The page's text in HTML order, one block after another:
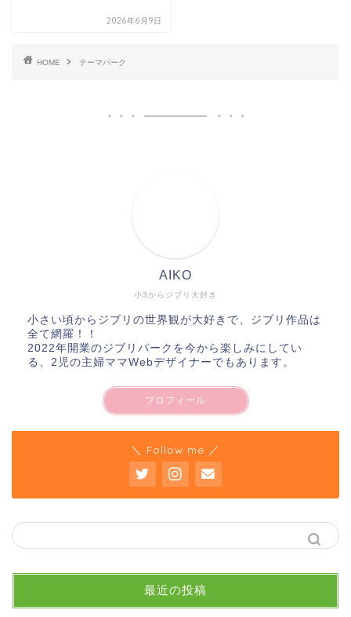
2026年6月9日
HOME テーマパーク
小3からジブリ大好き
AIKO
小さい頃からジブリの世界観が大好きで、ジブリ作品は
全て網羅！！
2022年開業のジブリパークを今から楽しみにしてい
る、2児の主婦ママWebデザイナーでもあります。
プロフィール
＼ Follow me ／
最近の投稿